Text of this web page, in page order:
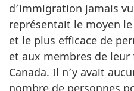
d’immigration jamais
représentait le moyen
et le plus efficace de
et aux membres de
Canada. Il n’y avait
nombre de personnes